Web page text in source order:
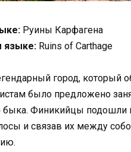
Руины Карфагена
языке: Ruins of Carthage
город, который
было предложено
быка. Финикийцы подошли
и связав их между